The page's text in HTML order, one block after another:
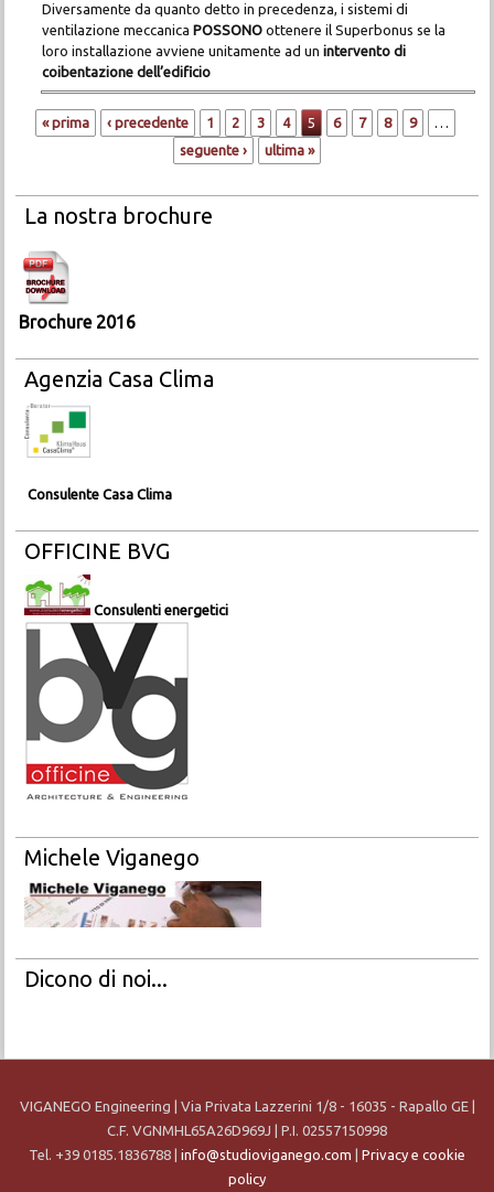
Diversamente da quanto detto in precedenza, i sistemi di
ventilazione meccanica POSSONOottenere il Superbonus se la
loro installazione avviene unitamente ad un intervento di
coibentazione dell’edificio
Pagine
« prima ‹ precedente 1 2 3 4 5 6 7 8 9
…
seguente ›
ultima »
La nostra brochure
Brochure 2016
Agenzia Casa Clima
Consulente Casa Clima
OFFICINE BVG
Consulenti energetici
Michele Viganego
Dicono di noi...
VIGANEGO Engineering | Via Privata Lazzerini 1/8 - 16035 - Rapallo GE |
C.F. VGNMHL65A26D969J | P.I. 02557150998
Tel. +39 0185.1836788 | info@studioviganego.com
Privacy e cookie
policy